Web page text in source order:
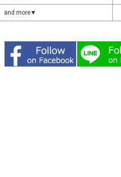
and more▼